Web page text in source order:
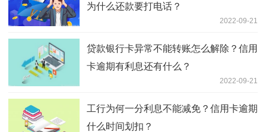
为什么还款要打电话？
2022-09-21
贷款银行卡异常不能转账怎么解除？信用
卡逾期有利息还有什么？
2022-09-21
工行为何一分利息不能减免？信用卡逾期
什么时间划扣？